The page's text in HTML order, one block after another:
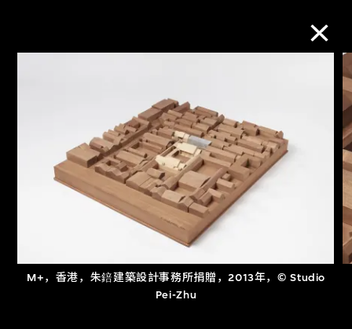
M+，香港，朱錇建築設計事務所捐贈，2013年，© Studio
Pei-Zhu
进一步筛选
探索世界顶级的二十及二十一世纪视觉